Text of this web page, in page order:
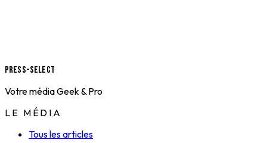
Press-Select
Votre média Geek & Pro
LE MÉDIA
Tous les articles